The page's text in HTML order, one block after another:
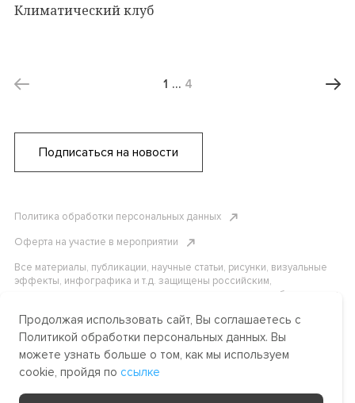
Климатический клуб
1 … 4
Подписаться на новости
Политика обработки персональных данных
Оферта на участие в мероприятии
Все материалы, публикации, научные статьи, рисунки, визуальные
эффекты, инфографика и т.д. защищены российским,
американским и международным законодательством об авторском
материалов без письменного разрешения АНО «Центр
международных и сравнительно-правовых исследований» или
аффилированных лиц строго запрещено. Пожалуйста, свяжитесь с
нами, чтобы узнать подробности.
Продолжая использовать сайт, Вы соглашаетесь с
Политикой обработки персональных данных. Вы
можете узнать больше о том, как мы используем
cookie, пройдя по ссылке